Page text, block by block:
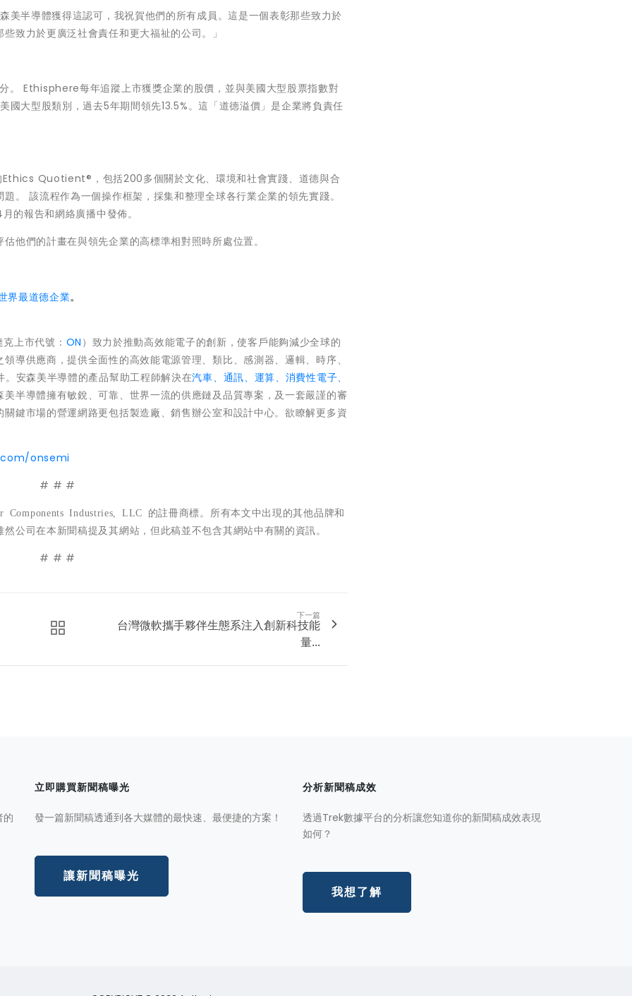
半導體獲得這認可，我祝賀他們的所有成員。這是一個表彰那些致力於
致力於更廣泛社會責任和更大福祉的公司。」
。 Ethisphere每年追蹤上市獲獎企業的股價，並與美國大型股票指數對
大型股類別，過去5年期間領先13.5%。這「道德溢價」是企業將負責任
Quotient®，包括200多個關於文化、環境和社會實踐、道德與合
。 該流程作為一個操作框架，採集和整理全球各行業企業的領先實踐。
的報告和網絡廣播中發佈。
他們的計畫在與領先企業的高標準相對照時所處位置。
界最道德企業。
上市代號： ON ）致力於推動高效能電子的創新，使客戶能夠減少全球的
導供應商，提供全面性的高效能電源管理、類比、感測器、邏輯、時序、
安森美半導體的產品幫助工程師解決在汽車、通訊、運算、消費性電子、
美半導體擁有敏銳、可靠、世界一流的供應鏈及品質專案，及一套嚴謹的審
鍵市場的營運網路更包括製造廠、銷售辦公室和設計中心。欲瞭解更多資
onsemi
# # #
Components Industries, LLC 的註冊商標。所有本文中出現的其他品牌和
公司在本新聞稿提及其網站，但此稿並不包含其網站中有關的資訊。
# # #
下一篇
台灣微軟攜手夥伴生態系注入創新科技能
量...
的
立即購買新聞稿曝光
發一篇新聞稿透通到各大媒體的最快速、最便捷的方案！
讓新聞稿曝光
分析新聞稿成效
透過Trek數據平台的分析讓您知道你的新聞稿成效表現
如何？
我想了解